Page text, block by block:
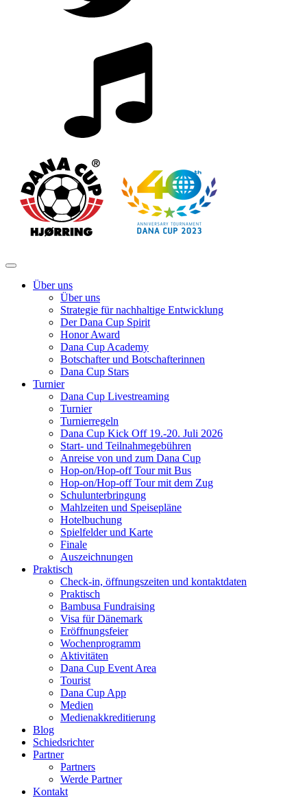
Über uns
Über uns
Strategie für nachhaltige Entwicklung
Der Dana Cup Spirit
Honor Award
Dana Cup Academy
Botschafter und Botschafterinnen
Dana Cup Stars
Turnier
Dana Cup Livestreaming
Turnier
Turnierregeln
Dana Cup Kick Off 19.-20. Juli 2026
Start- und Teilnahmegebühren
Anreise von und zum Dana Cup
Hop-on/Hop-off Tour mit Bus
Hop-on/Hop-off Tour mit dem Zug
Schulunterbringung
Mahlzeiten und Speisepläne
Hotelbuchung
Spielfelder und Karte
Finale
Auszeichnungen
Praktisch
Check-in, öffnungszeiten und kontaktdaten
Praktisch
Bambusa Fundraising
Visa für Dänemark
Eröffnungsfeier
Wochenprogramm
Aktivitäten
Dana Cup Event Area
Tourist
Dana Cup App
Medien
Medienakkreditierung
Blog
Schiedsrichter
Partner
Partners
Werde Partner
Kontakt